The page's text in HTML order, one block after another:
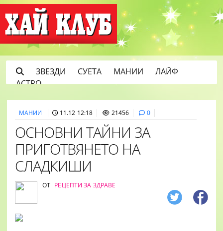
ЗВЕЗДИ СУЕТА МАНИИ
ЛАЙФ
АСТРО
МАНИИ 11.12 12:18 21456 0
ОСНОВНИ ТАЙНИ ЗА
ПРИГОТВЯНЕТО НА
СЛАДКИШИ
ОТ РЕЦЕПТИ ЗА ЗДРАВЕ